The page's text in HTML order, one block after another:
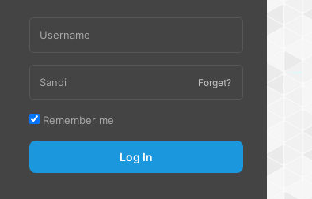
Forget?
Remember me
Log In